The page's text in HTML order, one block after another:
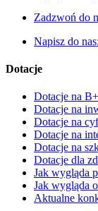
Zadzwoń do
Napisz do
Dotacje
Dotacje na
Dotacje na
Dotacje na
Dotacje na
Dotacje na
Dotacje dla
Jak wygląda
Jak wygląda
Aktualne